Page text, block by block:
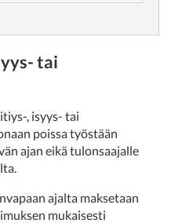
tai
, isyys- tai
poissa työstään
ajan eikä tulonsaajalle
ajalta maksetaan
mukaisesti